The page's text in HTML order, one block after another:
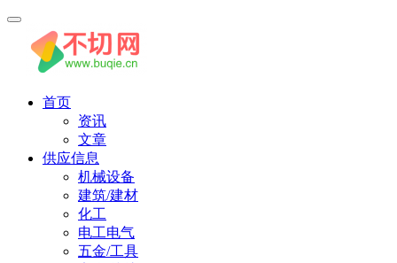
首页
资讯
文章
供应信息
机械设备
建筑/建材
化工
电工电气
五金/工具